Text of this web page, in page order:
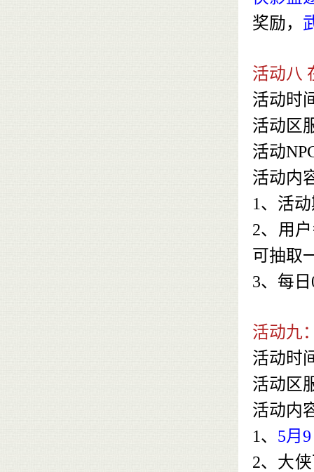
奖励，
活动八
活动时
活动区
活动
活动内
1、活
2、用
可抽取
3、每
活动九
活动时
活动区
活动内
1、 5月
2、大